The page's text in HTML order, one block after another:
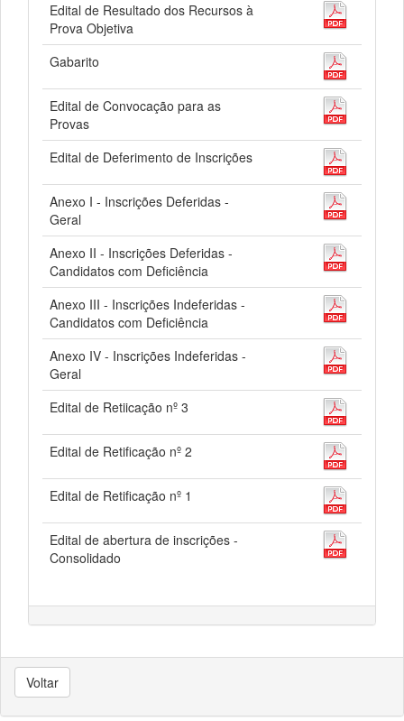
Edital de Resultado dos Recursos à
Prova Objetiva
Gabarito
Edital de Convocação para as
Provas
Edital de Deferimento de Inscrições
Anexo I - Inscrições Deferidas -
Geral
Anexo II - Inscrições Deferidas -
Candidatos com Deficiência
Anexo III - Inscrições Indeferidas -
Candidatos com Deficiência
Anexo IV - Inscrições Indeferidas -
Geral
Edital de Retiicação nº 3
Edital de Retificação nº 2
Edital de Retificação nº 1
Edital de abertura de inscrições -
Consolidado
Voltar